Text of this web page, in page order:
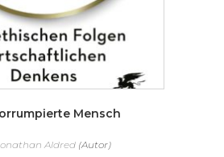
Mensch
Aldred (Autor)